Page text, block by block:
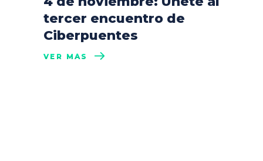
tercer encuentro de
Ciberpuentes
VER MÁS